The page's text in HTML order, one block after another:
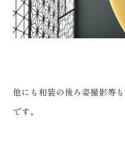
他にも和装の後ろ姿撮影等
です。